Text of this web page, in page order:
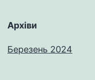
Архіви
Березень 2024